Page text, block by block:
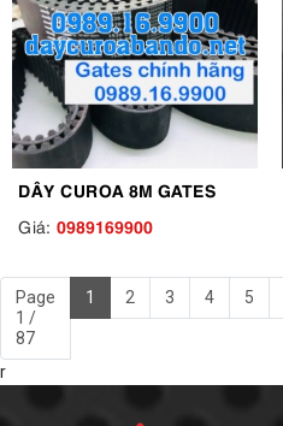
DÂY CUROA 8M GATES
Giá: 0989169900
Page
1 /
87
1 2 3 4 5
r